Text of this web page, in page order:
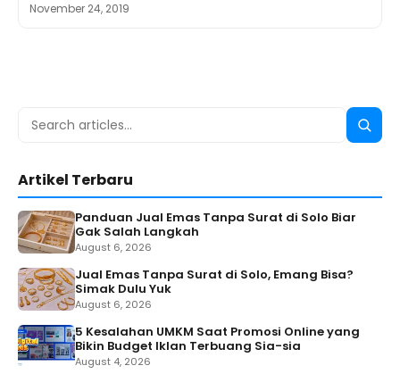
November 24, 2019
Search
Search
Artikel Terbaru
Panduan Jual Emas Tanpa Surat di Solo Biar
Gak Salah Langkah
August 6, 2026
Jual Emas Tanpa Surat di Solo, Emang Bisa?
Simak Dulu Yuk
August 6, 2026
5 Kesalahan UMKM Saat Promosi Online yang
Bikin Budget Iklan Terbuang Sia-sia
August 4, 2026